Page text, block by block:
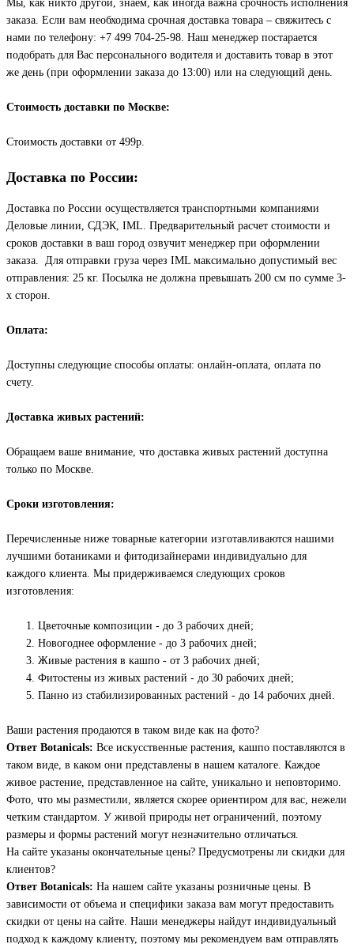
Мы, как никто другой, знаем, как иногда важна срочность исполнения
заказа. Если вам необходима срочная доставка товара – свяжитесь с
нами по телефону: +7 499 704-25-98. Наш менеджер постарается
подобрать для Вас персонального водителя и доставить товар в этот
же день (при оформлении заказа до 13:00) или на следующий день.
Стоимость доставки по Москве:
Cтоимость доставки от 499р.
Доставка по России:
Доставка по России осуществляется транспортными компаниями
Деловые линии, СДЭК, IML. Предварительный расчет стоимости и
сроков доставки в ваш город озвучит менеджер при оформлении
заказа. Для отправки груза через IML максимально допустимый вес
отправления: 25 кг. Посылка не должна превышать 200 см по сумме 3-
х сторон.
Оплата:
Доступны следующие способы оплаты: онлайн-оплата, оплата по
счету.
Доставка живых растений:
Обращаем ваше внимание, что доставка живых растений доступна
только по Москве.
Сроки изготовления:
Перечисленные ниже товарные категории изготавливаются нашими
лучшими ботаниками и фитодизайнерами индивидуально для
каждого клиента. Мы придерживаемся следующих сроков
изготовления:
Цветочные композиции - до 3 рабочих дней;
Новогоднее оформление - до 3 рабочих дней;
Живые растения в кашпо - от 3 рабочих дней;
Фитостены из живых растений - до 30 рабочих дней;
Панно из стабилизированных растений - до 14 рабочих дней.
Ваши растения продаются в таком виде как на фото?
Ответ Botanicals: Все искусственные растения, кашпо поставляются в
таком виде, в каком они представлены в нашем каталоге. Каждое
живое растение, представленное на сайте, уникально и неповторимо.
Фото, что мы разместили, является скорее ориентиром для вас, нежели
четким стандартом. У живой природы нет ограничений, поэтому
размеры и формы растений могут незначительно отличаться.
На сайте указаны окончательные цены? Предусмотрены ли скидки для
клиентов?
Ответ Botanicals: На нашем сайте указаны розничные цены. В
зависимости от объема и специфики заказа вам могут предоставить
скидки от цены на сайте. Наши менеджеры найдут индивидуальный
подход к каждому клиенту, поэтому мы рекомендуем вам отправлять